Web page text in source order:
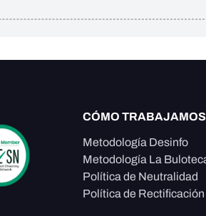
CÓMO TRABAJAMOS
Metodología Desinfo
Metodología La
Política de Neutralidad
Política de Rectificación